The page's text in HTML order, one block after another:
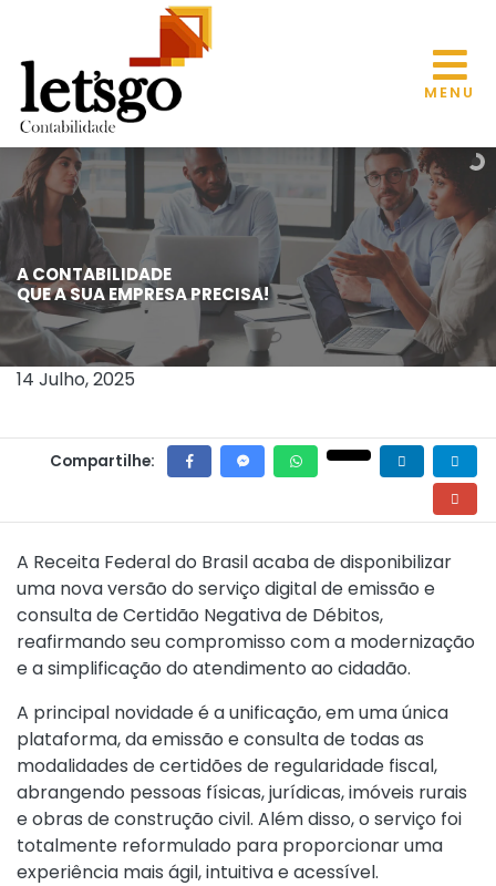
MENU
A CONTABILIDADE
QUE A SUA EMPRESA PRECISA!
RECEITA FEDERAL LANÇA NOVO SERVIÇO
DIGITAL DE EMISSÃO E CONSULTA DE
CERTIDÃO NEGATIVA
14 Julho, 2025
Compartilhe:
A Receita Federal do Brasil acaba de disponibilizar
uma nova versão do serviço digital de emissão e
consulta de Certidão Negativa de Débitos,
reafirmando seu compromisso com a modernização
e a simplificação do atendimento ao cidadão.
A principal novidade é a unificação, em uma única
plataforma, da emissão e consulta de todas as
modalidades de certidões de regularidade fiscal,
abrangendo pessoas físicas, jurídicas, imóveis rurais
e obras de construção civil. Além disso, o serviço foi
totalmente reformulado para proporcionar uma
experiência mais ágil, intuitiva e acessível.